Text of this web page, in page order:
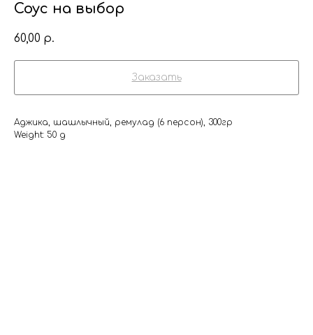
Соус на выбор
60,00 р.
Заказать
Аджика, шашлычный, ремулад (6 персон), 300гр
Weight: 50 g